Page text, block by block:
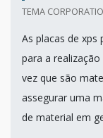
TEMA
As placas de xps
para a
vez que são
assegurar uma
de material em